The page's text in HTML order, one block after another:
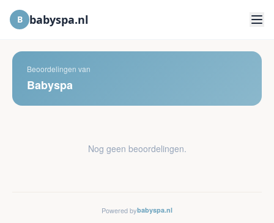
B babyspa.nl
Beoordelingen van
Babyspa
Nog geen beoordelingen.
Powered bybabyspa.nl